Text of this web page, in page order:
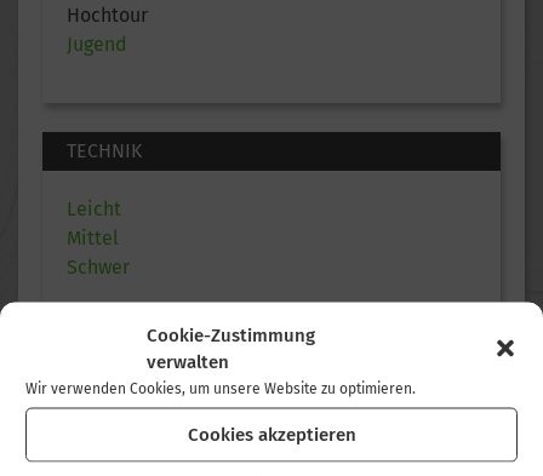
Cookie-Zustimmung
verwalten
Wir verwenden Cookies, um unsere Website zu optimieren.
Cookies akzeptieren
Hochtour
Jugend
TECHNIK
Leicht
Mittel
Schwer
KONDITION
Mittel